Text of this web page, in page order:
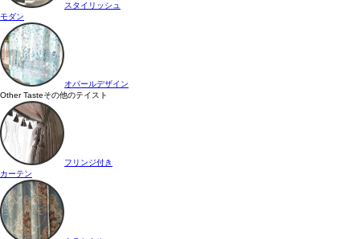
スタイリッシュ
モダン
オパールデザイン
Other Tasteその他のテイスト
フリンジ付き
カーテン